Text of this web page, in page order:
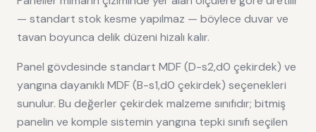
— standart stok kesme yapılmaz — böylece duvar ve
tavan boyunca delik düzeni hizalı kalır.
Panel gövdesinde standart MDF (D-s2,d0 çekirdek) ve
yangına dayanıklı MDF (B-s1,d0 çekirdek) seçenekleri
sunulur. Bu değerler çekirdek malzeme sınıfıdır; bitmiş
panelin ve komple sistemin yangına tepki sınıfı seçilen